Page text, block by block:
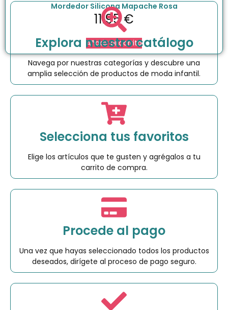
Mordedor Silicona Mapache Rosa
11.95€
Añadir al carrito
Explora nuestro catálogo
Navega por nuestras categorías y descubre una
amplia selección de productos de moda infantil.
Selecciona tus favoritos
Elige los artículos que te gusten y agrégalos a tu
carrito de compra.
Procede al pago
Una vez que hayas seleccionado todos los productos
deseados, dirígete al proceso de pago seguro.